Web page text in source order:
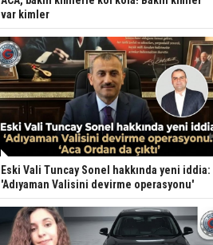
var kimler
Eski Vali Tuncay Sonel hakkında yeni iddia:
'Adıyaman Valisini devirme operasyonu'